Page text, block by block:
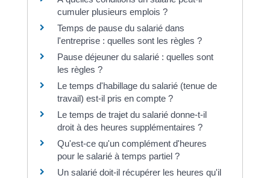
cumuler plusieurs emplois ?
Temps de pause du salarié dans
l'entreprise : quelles sont les règles ?
Pause déjeuner du salarié : quelles sont
les règles ?
Le temps d'habillage du salarié (tenue de
travail) est-il pris en compte ?
Le temps de trajet du salarié donne-t-il
droit à des heures supplémentaires ?
Qu'est-ce qu'un complément d'heures
pour le salarié à temps partiel ?
Un salarié doit-il récupérer les heures qu'il